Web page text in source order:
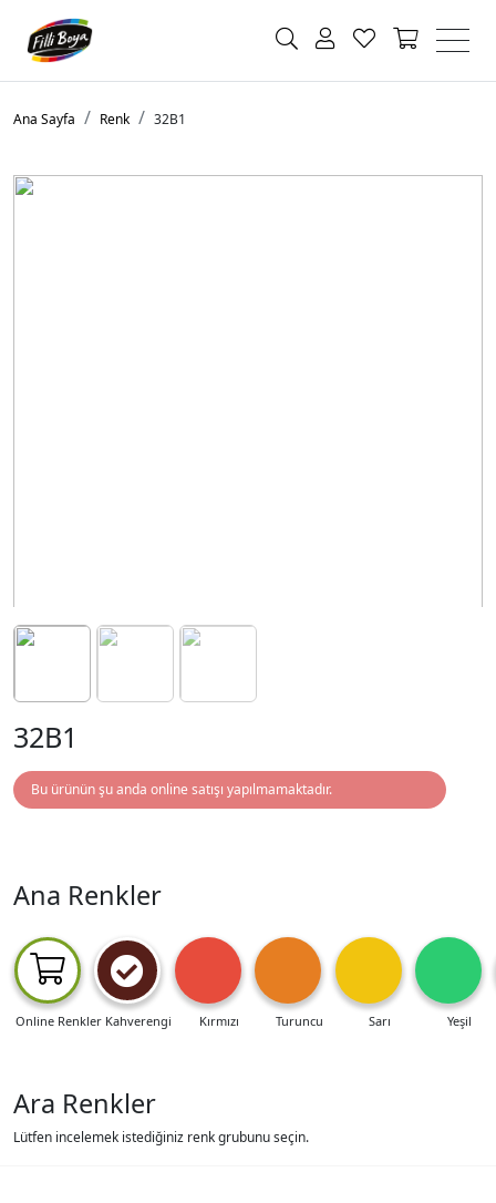
Ana Sayfa Renk 32B1
32B1
Bu ürünün şu anda online satışı yapılmamaktadır.
Ana Renkler
Online Renkler Kahverengi Kırmızı Turuncu Sarı Yeşil
Ara Renkler
Lütfen incelemek istediğiniz renk grubunu seçin.